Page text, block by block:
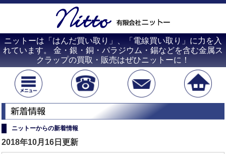
ニットーは「はんだ買い取り」、「電線買い取り」に力を入
れています。 金・銀・銅・パラジウム・錫などを含む金属ス
クラップの買取・販売はぜひニットーに！
ニットーからの新着情報
2018年10月16日更新